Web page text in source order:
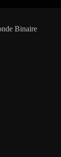
Binaire